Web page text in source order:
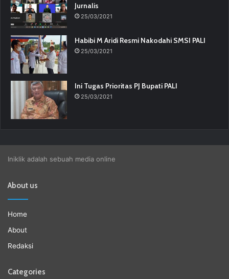
Jurnalis
25/03/2021
Habibi M Aridi Resmi Nakodahi SMSI PALI
25/03/2021
Ini Tugas Prioritas PJ Bupati PALI
25/03/2021
Iniklik adalah sebuah media online
About us
Home
About
Redaksi
Categories